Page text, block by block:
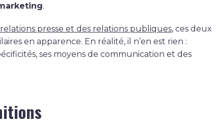
.
relations presse et des relations publiques, ces deux
en apparence. En réalité, il n’en est rien :
ses moyens de communication et des